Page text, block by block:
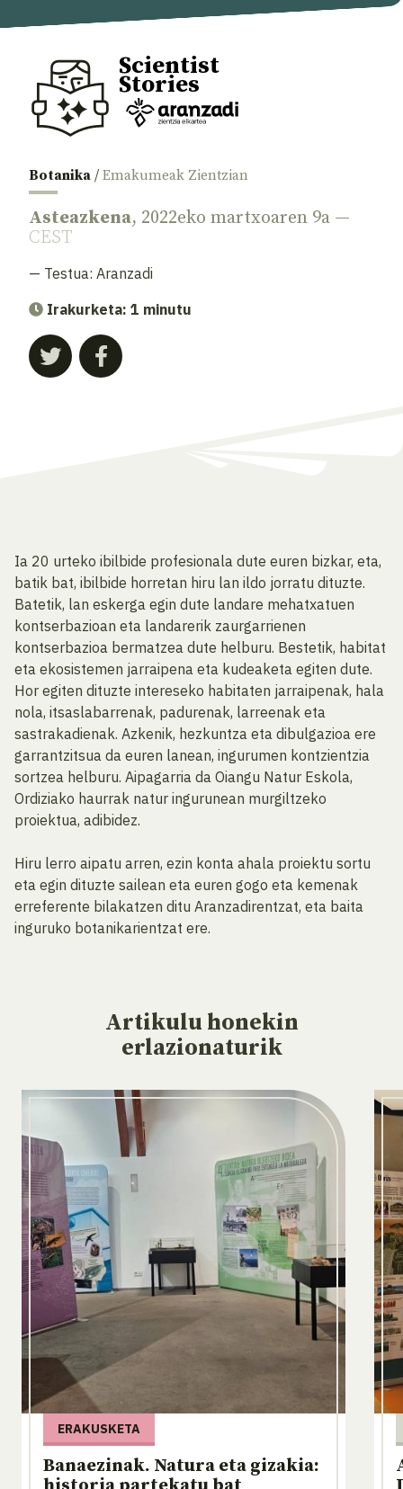
Scientist
Stories
Botanika / Emakumeak Zientzian
Asteazkena, 2022eko martxoaren 9a —
CEST
— Testua: Aranzadi
Irakurketa: 1 minutu
Ia 20 urteko ibilbide profesionala dute euren bizkar, eta,
batik bat, ibilbide horretan hiru lan ildo jorratu dituzte.
Batetik, lan eskerga egin dute landare mehatxatuen
kontserbazioan eta landarerik zaurgarrienen
kontserbazioa bermatzea dute helburu. Bestetik, habitat
eta ekosistemen jarraipena eta kudeaketa egiten dute.
Hor egiten dituzte intereseko habitaten jarraipenak, hala
nola, itsaslabarrenak, padurenak, larreenak eta
sastrakadienak. Azkenik, hezkuntza eta dibulgazioa ere
garrantzitsua da euren lanean, ingurumen kontzientzia
sortzea helburu. Aipagarria da Oiangu Natur Eskola,
Ordiziako haurrak natur ingurunean murgiltzeko
proiektua, adibidez.
Hiru lerro aipatu arren, ezin konta ahala proiektu sortu
eta egin dituzte sailean eta euren gogo eta kemenak
erreferente bilakatzen ditu Aranzadirentzat, eta baita
inguruko botanikarientzat ere.
Artikulu honekin
erlazionaturik
ERAKUSKETA
Banaezinak. Natura eta gizakia: